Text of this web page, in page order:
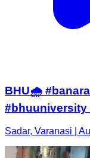
BHU🌧️
#bhuuniversity
Sadar, Varanasi |